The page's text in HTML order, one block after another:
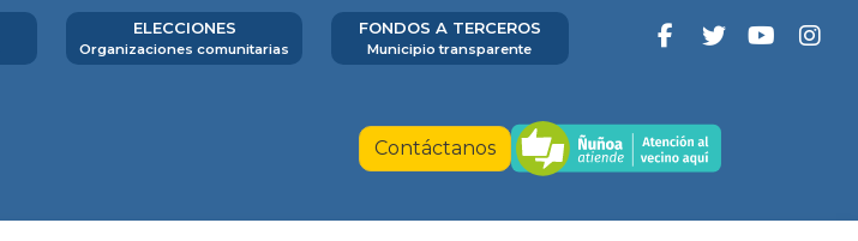
ELECCIONES
Organizaciones comunitarias
FONDOS A TERCEROS
Municipio transparente
Contáctanos